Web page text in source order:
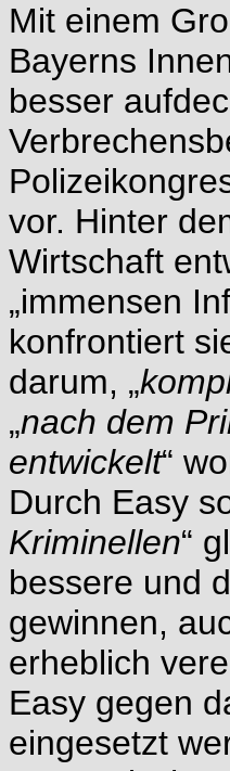
Mit einem
Bayerns
besser
vor. Hinter
Wirtschaft
„immensen
konfrontiert
darum, „
„nach dem
entwickelt“
Durch Easy
Kriminellen“
bessere und
gewinnen,
erheblich
Easy gegen
eingesetzt